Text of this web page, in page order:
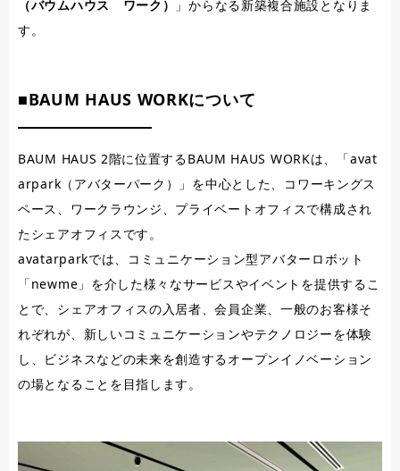
（バウムハウス ワーク）
」からなる新築複合施設となりま
す。
■BAUM HAUS WORKについて
BAUM HAUS 2階に位置するBAUM HAUS WORKは、「avat
arpark（アバターパーク）」を中心とした、コワーキングス
ペース、ワークラウンジ、プライベートオフィスで構成され
たシェアオフィスです。
avatarparkでは、コミュニケーション型アバターロボット
「newme」を介した様々なサービスやイベントを提供するこ
とで、シェアオフィスの入居者、会員企業、一般のお客様そ
れぞれが、新しいコミュニケーションやテクノロジーを体験
し、ビジネスなどの未来を創造するオープンイノベーション
の場となることを目指します。